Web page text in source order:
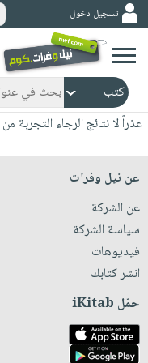
ورقية
المواضيع
صدر
مبيعاً
جوائز
شحن
مخفض
عروض
خاصة
صفحات
مشوقة
كتب
الصفحة
الرئيسية
صدر
حديثاً
الأكثر
مبيعاً
مجانية
كتب
صوتية
الصفحة
الرئيسية
masmu3
بلا
حدود
أطفال
وناشئة
الصفحةوسائل
تسجيل دخول
عذراً لا نتائج الرجاء التجربة
عن نيل وفرات
عن الشركة
سياسة الشركة
فيديوهات
انشر كتابك
حمّل iKitab